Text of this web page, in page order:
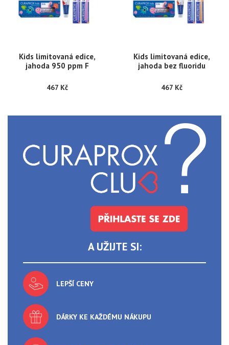
Kids limitovaná edice,
jahoda 950 ppm F
467 Kč
Kids limitovaná edice,
jahoda bez fluoridu
467 Kč
A UŽIJTE SI:
LEPŠÍ CENY
DÁRKY KE KAŽDÉMU NÁKUPU